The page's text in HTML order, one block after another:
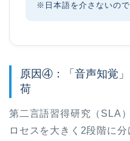
※日本語を介さないの
原因④：「音声知覚
荷
第二言語習得研究（SLA
ロセスを大きく2段階に